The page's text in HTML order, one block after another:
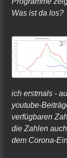
Was ist da los?
ich erstmals -
youtube-
verfügbaren
die Zahlen
dem Corona-